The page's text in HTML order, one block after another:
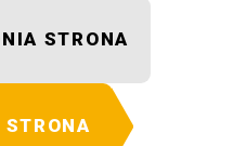
STRONA